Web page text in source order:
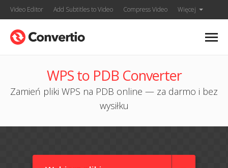
Video Editor Add Subtitles to Video Compress Video Więcej
WPS to PDB Converter
Zamień pliki WPS na PDB online — za darmo i bez
wysiłku